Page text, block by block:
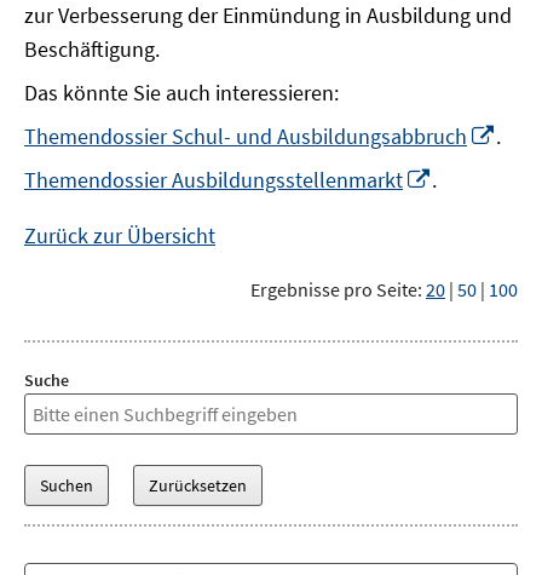
zur Verbesserung der Einmündung in Ausbildung und
Beschäftigung.
Das könnte Sie auch interessieren:
Themendossier Schul- und Ausbildungsabbruch
.
Themendossier Ausbildungsstellenmarkt
.
Zurück zur Übersicht
Ergebnisse pro Seite: 20 | 50 | 100
Suche